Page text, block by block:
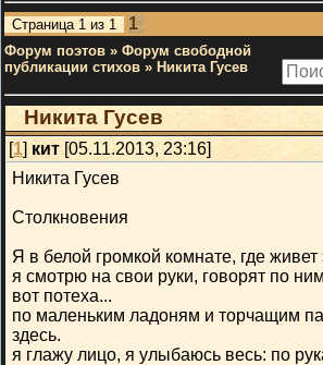
Страница 1 из 1 1
Форум поэтов » Форум свободной
публикации стихов » Никита Гусев
Никита Гусев
[1] кит [05.11.2013, 23:16]
Никита Гусев
Столкновения
Я в белой громкой комнате, где живет
я смотрю на свои руки, говорят по
вот потеха...
по маленьким ладоням и торчащим
здесь.
я глажу лицо, я улыбаюсь весь: по